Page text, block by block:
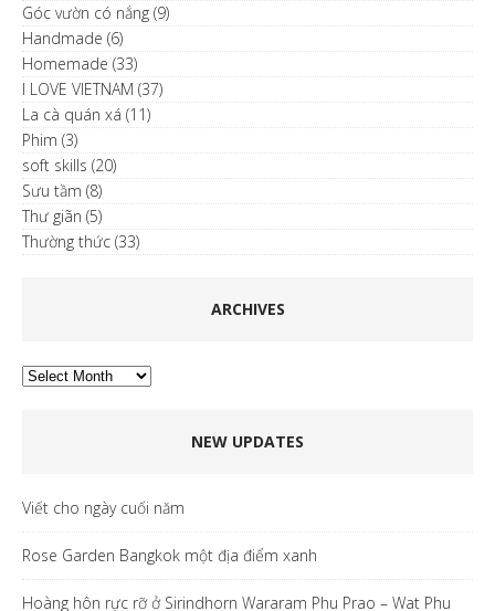
Góc vườn có nắng (9)
Handmade (6)
Homemade (33)
I LOVE VIETNAM (37)
La cà quán xá (11)
Phim (3)
soft skills (20)
Sưu tầm (8)
Thư giãn (5)
Thường thức (33)
ARCHIVES
Archives
NEW UPDATES
Viết cho ngày cuối năm
Rose Garden Bangkok một địa điểm xanh
Hoàng hôn rực rỡ ở Sirindhorn Wararam Phu Prao – Wat Phu